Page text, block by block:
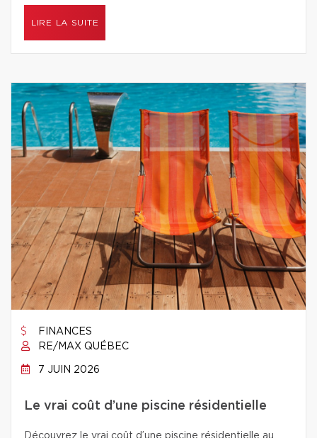
LIRE LA SUITE
FINANCES
RE/MAX QUÉBEC
7 JUIN 2026
Le vrai coût d’une piscine résidentielle
Découvrez le vrai coût d’une piscine résidentielle au